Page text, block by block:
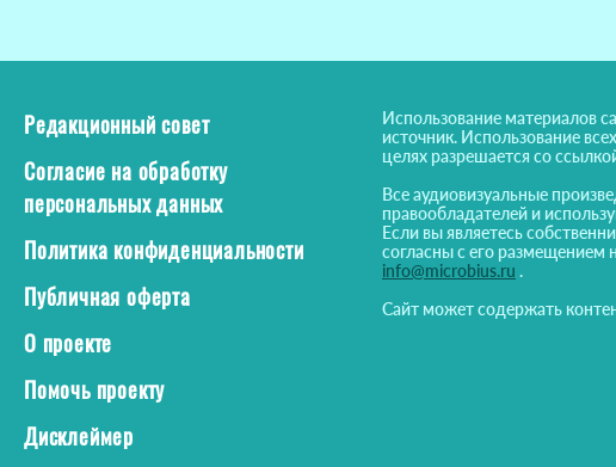
Редакционный совет
Согласие на обработку
персональных данных
Политика конфиденциальности
Публичная оферта
О проекте
Помочь проекту
Дисклеймер
Использование материалов
источник. Использование
целях разрешается со
Все аудиовизуальные
правообладателей и
Если вы являетесь
согласны с его размещением
info@microbius.ru .
Сайт может содержать